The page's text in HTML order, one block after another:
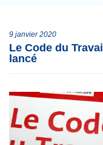
9 janvier 2020
Le Code du
lancé